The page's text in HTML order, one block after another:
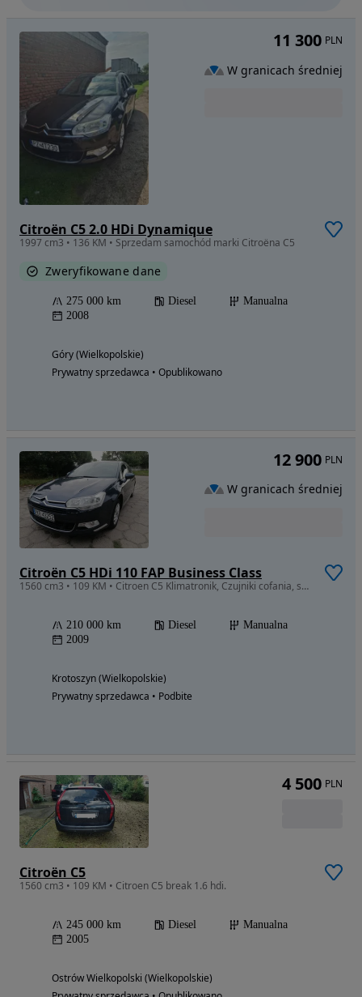
Citroën C5 2.0 HDi Dynamique
1997 cm3 • 136 KM • Sprzedam samochód marki Citroëna C5
Zweryfikowane dane
275 000 km Diesel
Manualna
2008
Góry (Wielkopolskie)
Prywatny sprzedawca • Opublikowano
11 300 PLN
W granicach średniej
Citroën C5 HDi 110 FAP Business Class
1560 cm3 • 109 KM • Citroen C5 Klimatronik, Czujniki cofania, serwisowany
210 000 km Diesel
Manualna
2009
Krotoszyn (Wielkopolskie)
Prywatny sprzedawca • Podbite
12 900 PLN
W granicach średniej
Citroën C5
1560 cm3 • 109 KM • Citroen C5 break 1.6 hdi.
245 000 km Diesel
Manualna
2005
Ostrów Wielkopolski (Wielkopolskie)
4 500 PLN